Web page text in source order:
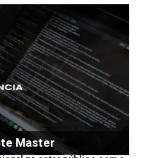
Master